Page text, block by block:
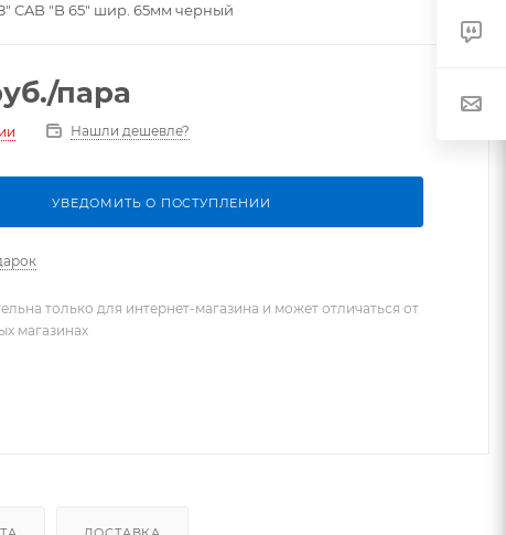
CAB "B 65" шир. 65мм черный
/пара
Нашли дешевле?
УВЕДОМИТЬ О ПОСТУПЛЕНИИ
только для интернет-магазина и может отличаться от
магазинах